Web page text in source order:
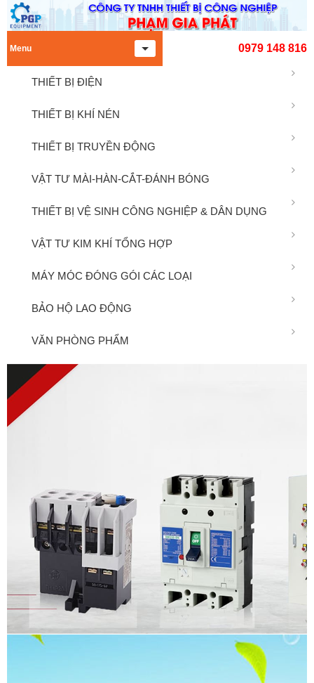
0979 148 816
Menu
THIẾT BỊ ĐIỆN
THIẾT BỊ KHÍ NÉN
THIẾT BỊ TRUYỀN ĐỘNG
VẬT TƯ MÀI-HÀN-CẮT-ĐÁNH BÓNG
THIẾT BỊ VỆ SINH CÔNG NGHIỆP & DÂN DỤNG
VẬT TƯ KIM KHÍ TỔNG HỢP
MÁY MÓC ĐÓNG GÓI CÁC LOẠI
BẢO HỘ LAO ĐỘNG
VĂN PHÒNG PHẨM